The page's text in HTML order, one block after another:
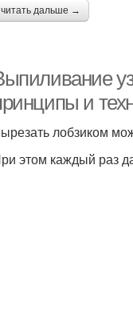
читать дальше →
и
лобзиком
этом каждый раз